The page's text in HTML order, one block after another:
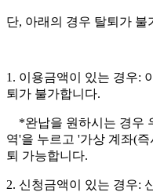
단, 아래의 경우 탈퇴가 불
1. 이용금액이 있는 경우:
퇴가 불가합니다.
*완납을 원하시는 경우
역'을 누르고 '가상 계좌(
퇴 가능합니다.
2. 신청금액이 있는 경우: